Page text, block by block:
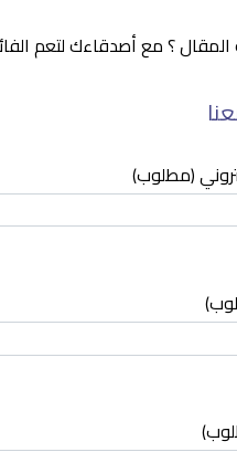
؟ مع أصدقاءك لتعم
(مطلوب)